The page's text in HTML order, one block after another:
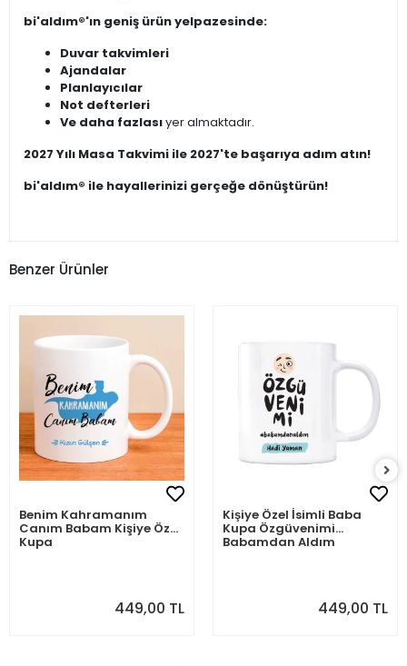
bi'aldım®'ın geniş ürün yelpazesinde:
Duvar takvimleri
Ajandalar
Planlayıcılar
Not defterleri
Ve daha fazlasıyer almaktadır.
2027 Yılı Masa Takvimi ile 2027'te başarıya adım atın!
bi'aldım® ile hayallerinizi gerçeğe dönüştürün!
Benzer Ürünler
Benim Kahramanım
Canım Babam Kişiye Özel
Kupa
449,00 TL
Kişiye Özel İsimli Baba
Kupa Özgüvenimi
Babamdan Aldım
449,00 TL